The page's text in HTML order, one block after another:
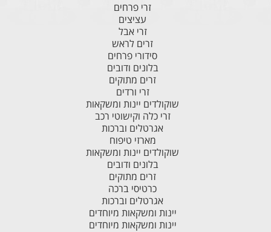
זרי פרחים
עציצים
זרי אבל
זרים לראש
סידורי פרחים
בלונים ודובים
זרים מתוקים
זרי ורדים
שוקולדים יינות ומשקאות
זרי כלה וקישוטי רכב
אגרטלים וברכות
מארזי טיפוח
שוקולדים יינות ומשקאות
בלונים ודובים
זרים מתוקים
כרטיסי ברכה
אגרטלים וברכות
יינות ומשקאות מיוחדים
יינות ומשקאות מיוחדים